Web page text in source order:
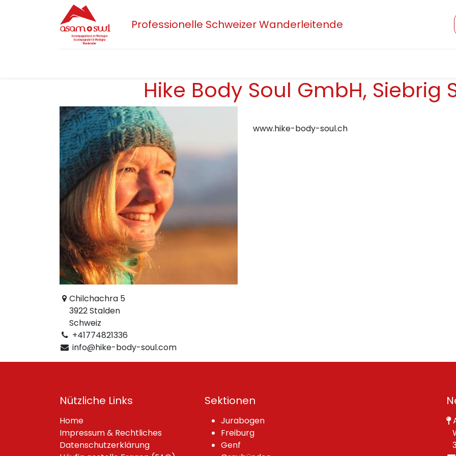
Professionelle Schweizer Wanderleitende
Hike Body Soul GmbH, Siebrig
Chilchachra 5
3922 Stalden
Schweiz
+41774821336
info@hike-body-soul.com
www.hike-body-soul.ch
Nützliche Links
Home
Impressum & Rechtliches
Datenschutzerklärung
Sektionen
Jurabogen
Freiburg
Genf